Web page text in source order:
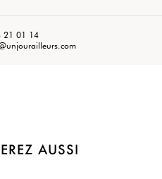
21 01 14
AUSSI